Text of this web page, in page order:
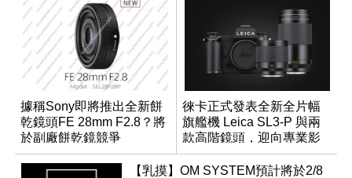
據稱Sony即將推出全新餅
乾鏡頭FE 28mm F2.8？將
於副廠餅乾鏡競爭
徠卡正式發表全新全片幅
旗艦機 Leica SL3-P 與兩
款高階鏡頭，迎向專業影
音全方位演進
【乳摸】OM SYSTEM預計將於2/8